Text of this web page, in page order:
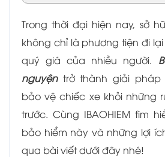
Trong thời đại hiện nay, sở
không chỉ là phương tiện đi
quý giá của nhiều người.
nguyệntrở thành giải pháp
bảo vệ chiếc xe khỏi những
trước. Cùng IBAOHIEM tìm
bảo hiểm này và những lợi
qua bài viết dưới đây nhé!